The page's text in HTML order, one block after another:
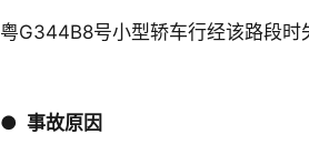
粤G344B8号小型轿车行经该路段
● 事故原因